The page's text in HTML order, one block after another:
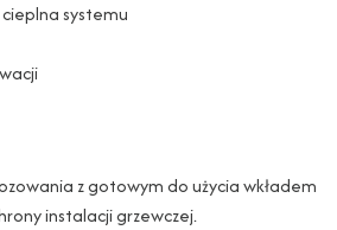
systemu
z gotowym do użycia wkładem
instalacji grzewczej.